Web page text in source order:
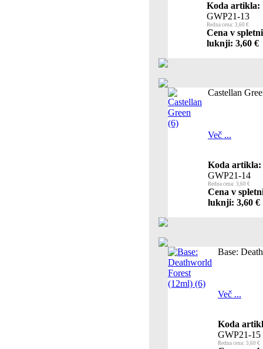
Koda artikla:
GWP21-13
Redna cena: 3,60 €
Cena v
luknji: 3,60 €
Castellan
Več ...
Koda artikla:
GWP21-14
Redna cena: 3,60 €
Cena v
luknji: 3,60 €
Base:
Več ...
Koda
GWP21-15
Redna cena: 3,60 €